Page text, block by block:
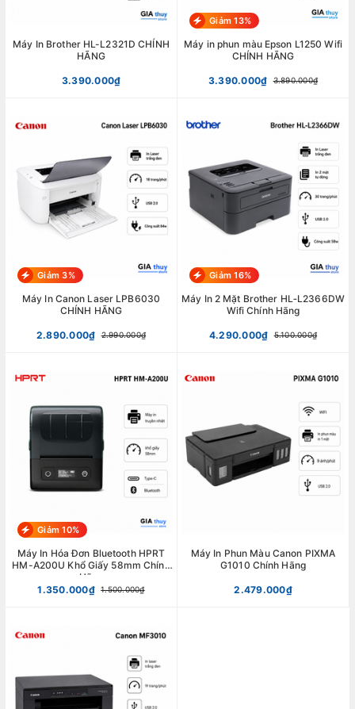
Máy In Brother HL-L2321D CHÍNH
HÃNG
3.390.000₫
Giảm 13%
Máy in phun màu Epson L1250 Wifi
CHÍNH HÃNG
3.390.000₫ 3.890.000₫
Giảm 3%
Máy In Canon Laser LPB6030
CHÍNH HÃNG
2.890.000₫ 2.990.000₫
Giảm 16%
Máy In 2 Mặt Brother HL‑L2366DW
Wifi Chính Hãng
4.290.000₫ 5.100.000₫
Giảm 10%
Máy In Hóa Đơn Bluetooth HPRT
HM-A200U Khổ Giấy 58mm Chính
Hãng
1.350.000₫
1.500.000₫
Máy In Phun Màu Canon PIXMA
G1010 Chính Hãng
2.479.000₫